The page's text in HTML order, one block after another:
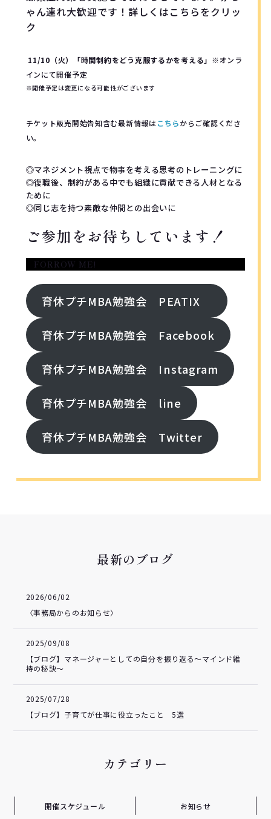
ゃん連れ大歓迎です！詳しくはこちらをクリッ
ク
11/10（火）「時間制約をどう克服するかを考える」 ※オンラ
インにて開催予定
※開催予定は変更になる可能性がございます
チケット販売開始告知含む最新情報はこちらからご確認くださ
い。
◎マネジメント視点で物事を考える思考のトレーニングに
◎復職後、制約がある中でも組織に貢献できる人材となる
ために
◎同じ志を持つ素敵な仲間との出会いに
ご参加をお待ちしています！
FORROW ME!
育休プチMBA勉強会 PEATIX
育休プチMBA勉強会 Facebook
育休プチMBA勉強会 Instagram
育休プチMBA勉強会 line
育休プチMBA勉強会 Twitter
最新のブログ
2026/06/02
〈事務局からのお知らせ〉
2025/09/08
【ブログ】マネージャーとしての自分を振り返る～マインド維
持の秘訣～
2025/07/28
【ブログ】子育てが仕事に役立ったこと 5選
カテゴリー
開催スケジュール お知らせ